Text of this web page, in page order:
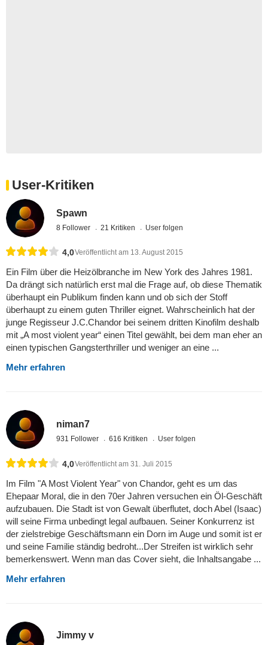
User-Kritiken
Spawn
8 Follower 21 Kritiken User folgen
4,0Veröffentlicht am 13. August 2015
Ein Film über die Heizölbranche im New York des Jahres 1981.
Da drängt sich natürlich erst mal die Frage auf, ob diese Thematik
überhaupt ein Publikum finden kann und ob sich der Stoff
überhaupt zu einem guten Thriller eignet. Wahrscheinlich hat der
junge Regisseur J.C.Chandor bei seinem dritten Kinofilm deshalb
mit „A most violent year“ einen Titel gewählt, bei dem man eher an
einen typischen Gangsterthriller und weniger an eine ...
Mehr erfahren
niman7
931 Follower 616 Kritiken User folgen
4,0Veröffentlicht am 31. Juli 2015
Im Film "A Most Violent Year" von Chandor, geht es um das
Ehepaar Moral, die in den 70er Jahren versuchen ein Öl-Geschäft
aufzubauen. Die Stadt ist von Gewalt überflutet, doch Abel (Isaac)
will seine Firma unbedingt legal aufbauen. Seiner Konkurrenz ist
der zielstrebige Geschäftsmann ein Dorn im Auge und somit ist er
und seine Familie ständig bedroht...Der Streifen ist wirklich sehr
bemerkenswert. Wenn man das Cover sieht, die Inhaltsangabe ...
Mehr erfahren
Jimmy v